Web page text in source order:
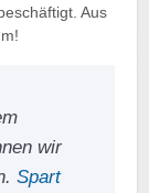
Aus
wir
Spart